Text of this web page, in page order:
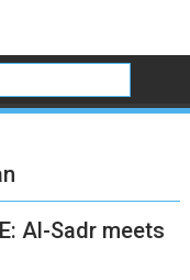
Al-Sadr meets